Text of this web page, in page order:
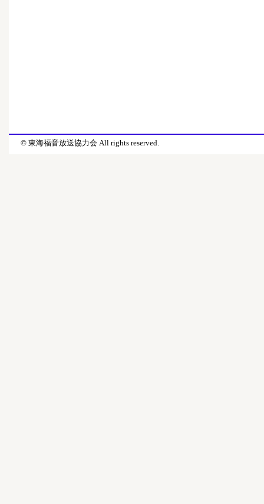
© 東海福音放送協力会 All rights reserved.